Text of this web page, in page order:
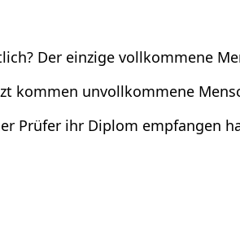
Der einzige vollkommene
kommen unvollkommene
Prüfer ihr Diplom empfangen